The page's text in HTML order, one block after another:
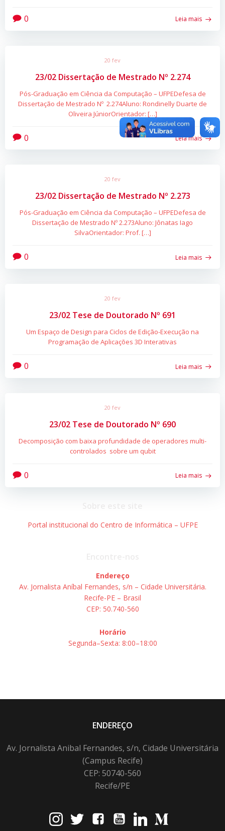
0 Leia mais
20 fev
23/02 Dissertação de Mestrado Nº 2.274
Pós-Graduação em Ciência da Computação – UFPEDefesa de
Dissertação de Mestrado Nº 2.274Aluno: Rondinelly Duarte de
Oliveira JúniorOrientador: […]
0 Leia mais
20 fev
23/02 Dissertação de Mestrado Nº 2.273
Pós-Graduação em Ciência da Computação – UFPEDefesa de
Dissertação de Mestrado Nº 2.273Aluno: Jônatas Iago
SilvaOrientador: Prof. […]
0 Leia mais
20 fev
23/02 Tese de Doutorado Nº 691
Um Espaço de Design para Ciclos de Edição-Execução na
Programação de Aplicações 3D Interativas
0 Leia mais
20 fev
23/02 Tese de Doutorado Nº 690
Decomposição com baixa profundidade de operadores multi-
controlados sobre um qubit
0 Leia mais
Portal institucional do Centro de Informática – UFPE
Endereço
Av. Jornalista Aníbal Fernandes, s/n – Cidade Universitária.
Recife-PE – Brasil
CEP: 50.740-560
Horário
Segunda–Sexta: 8:00–18:00
ENDEREÇO
Av. Jornalista Anibal Fernandes, s/n, Cidade Universitária
(Campus Recife)
CEP: 50740-560
Recife/PE